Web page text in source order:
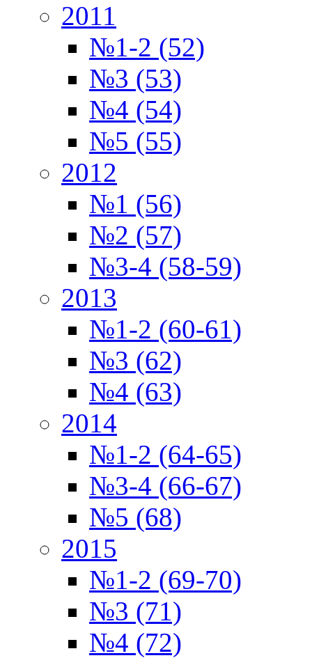
2011
№1-2 (52)
№3 (53)
№4 (54)
№5 (55)
2012
№1 (56)
№2 (57)
№3-4 (58-59)
2013
№1-2 (60-61)
№3 (62)
№4 (63)
2014
№1-2 (64-65)
№3-4 (66-67)
№5 (68)
2015
№1-2 (69-70)
№3 (71)
№4 (72)